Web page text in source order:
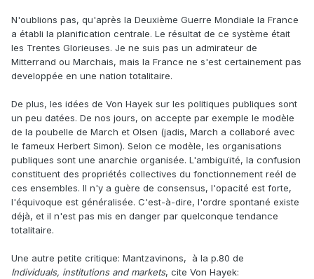
N'oublions pas, qu'après la Deuxième Guerre Mondiale la France
a établi la planification centrale. Le résultat de ce système était
les Trentes Glorieuses. Je ne suis pas un admirateur de
Mitterrand ou Marchais, mais la France ne s'est certainement pas
developpée en une nation totalitaire.
De plus, les idées de Von Hayek sur les politiques publiques sont
un peu datées. De nos jours, on accepte par exemple le modèle
de la poubelle de March et Olsen (jadis, March a collaboré avec
le fameux Herbert Simon). Selon ce modèle, les organisations
publiques sont une anarchie organisée. L'ambiguïté, la confusion
constituent des propriétés collectives du fonctionnement reél de
ces ensembles. Il n'y a guère de consensus, l'opacité est forte,
l'équivoque est généralisée. C'est-à-dire, l'ordre spontané existe
déjà, et il n'est pas mis en danger par quelconque tendance
totalitaire.
Une autre petite critique: Mantzavinons, à la p.80 de
Individuals, institutions and markets, cite Von Hayek: